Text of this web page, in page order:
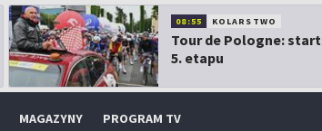
08:55 KOLARSTWO
Tour de Pologne: start
5. etapu
MAGAZYNY PROGRAM TV